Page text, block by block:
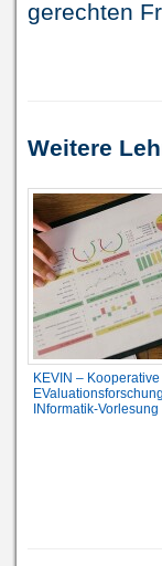
gerechten
Weitere
KEVIN – Kooperative
INformatik-Vorlesung